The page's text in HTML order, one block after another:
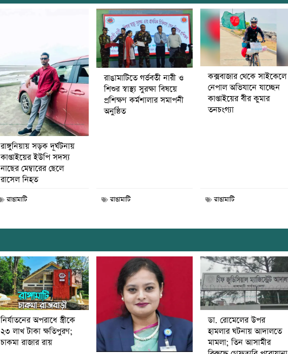
রাঙ্গুনিয়ায় সড়ক দূর্ঘটনায়
কাপ্তাইয়ের ইউপি সদস্য
নাছের মেম্বারের ছেলে
রাসেল নিহত
রাঙামাটি
রাঙামাটিতে গর্ভবতী নারী ও
শিশুর স্বাস্থ্য সুরক্ষা বিষয়ে
প্রশিক্ষণ কর্মশালার সমাপনী
অনুষ্ঠিত
রাঙামাটি
কক্সবাজার থেকে সাইকেলে
নেপাল অভিযানে যাচ্ছেন
কাপ্তাইয়ের বীর কুমার
তনচংগ্যা
রাঙামাটি
নির্যাতনের অপরাধে স্ত্রীকে
২৩ লাখ টাকা ক্ষতিপুরণ;
চাকমা রাজার রায়
ডা. রোমেলের উপর
হামলার ঘটনায় আদালতে
মামলা; তিন আসামীর